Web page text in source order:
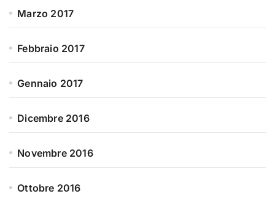
Marzo 2017
Febbraio 2017
Gennaio 2017
Dicembre 2016
Novembre 2016
Ottobre 2016